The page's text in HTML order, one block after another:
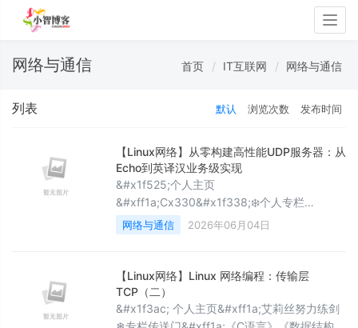
网络与通信 首页 IT互联网 网络与通信
列表 默认 浏览次数 发布时间
【Linux网络】从零构建高性能UDP服务器：从
Echo到英译汉业务级实现
&#x1f525;个人主页
&#xff1a;Cx330&#x1f338;❄️个人专栏
&#xff1a;《C语言》《LeetCode刷题集》《数
据结构-初阶》《C&#43;&#43;知识分享》
作系统》:从入门到入魔《Git深度解析》:版本
管理实战全解 《Qt 极境架构》&#x1f31f;心向
往之行必能&#x1f3a5;Cx330&#x1f338;的简
介&#
网络与通信 2026年06月04日
【Linux网络】Linux 网络编程：传输层
TCP（二）
&#x1f3ac; 个人主页&#xff1a;艾莉丝努力练剑